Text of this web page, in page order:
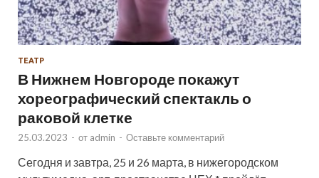
ТЕАТР
В Нижнем Новгороде покажут
хореографический спектакль о
раковой клетке
25.03.2023 - от admin - Оставьте комментарий
Сегодня и завтра, 25 и 26 марта, в нижегородском